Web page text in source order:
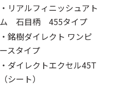
・リアルフィニッシュアト
ム 石目柄 455タイプ
・銘樹ダイレクト ワンピ
ースタイプ
・ダイレクトエクセル45T
（シート）